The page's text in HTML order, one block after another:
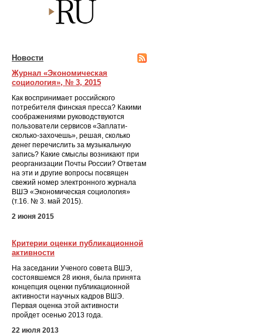
Новости
Журнал «Экономическая
социология», № 3, 2015
Как воспринимает российского
потребителя финская пресса? Какими
соображениями руководствуются
пользователи сервисов «Заплати-
сколько-захочешь», решая, сколько
денег перечислить за музыкальную
запись? Какие смыслы возникают при
реорганизации Почты России? Ответам
на эти и другие вопросы посвящен
свежий номер электронного журнала
ВШЭ «Экономическая социология»
(т.16. № 3. май 2015).
2 июня 2015
Критерии оценки публикационной
активности
На заседании Ученого совета ВШЭ,
состоявшемся 28 июня, была принята
концепция оценки публикационной
активности научных кадров ВШЭ.
Первая оценка этой активности
пройдет осенью 2013 года.
22 июля 2013